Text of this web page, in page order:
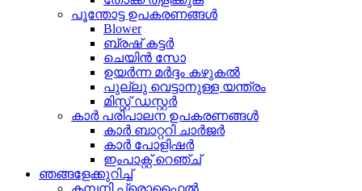
പൂന്തോട്ട ഉപകരണങ്ങൾ
Blower
ബ്രഷ് കട്ടർ
ചെയിൻ സോ
ഉയർന്ന മർദ്ദം കഴുകൽ
പുല്ലു വെട്ടാനുള്ള യന്ത്രം
മിസ്റ്റ് ഡസ്റ്റർ
കാർ പരിപാലന ഉപകരണങ്ങൾ
കാർ ബാറ്ററി ചാർജർ
കാർ പോളിഷർ
ഇംപാക്റ്റ് റെഞ്ച്
ഞങ്ങളേക്കുറിച്ച്
കമ്പനി പ്രൊഫൈൽ